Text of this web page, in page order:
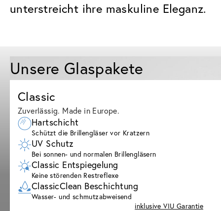
unterstreicht ihre maskuline Eleganz.
Unsere Glaspakete
Classic
Zuverlässig. Made in Europe.
Hartschicht
Schützt die Brillengläser vor Kratzern
UV Schutz
Bei sonnen- und normalen Brillengläsern
Classic Entspiegelung
Keine störenden Restreflexe
ClassicClean Beschichtung
Wasser- und schmutzabweisend
inklusive VIU Garantie